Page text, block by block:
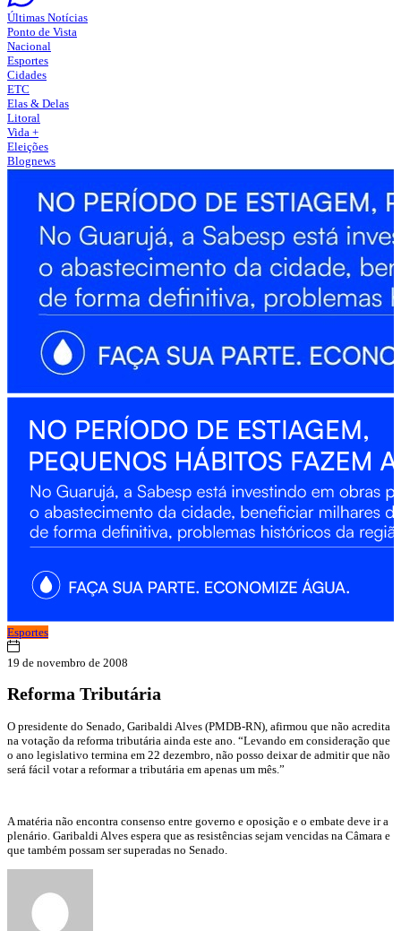
Últimas Notícias
Ponto de Vista
Nacional
Esportes
Cidades
ETC
Elas & Delas
Litoral
Vida +
Eleições
Blognews
Esportes
19 de novembro de 2008
Reforma Tributária
O presidente do Senado, Garibaldi Alves (PMDB-RN), afirmou que não acredita
na votação da reforma tributária ainda este ano. “Levando em consideração que
o ano legislativo termina em 22 dezembro, não posso deixar de admitir que não
será fácil votar a reformar a tributária em apenas um mês.”
A matéria não encontra consenso entre governo e oposição e o embate deve ir a
plenário. Garibaldi Alves espera que as resistências sejam vencidas na Câmara e
que também possam ser superadas no Senado.